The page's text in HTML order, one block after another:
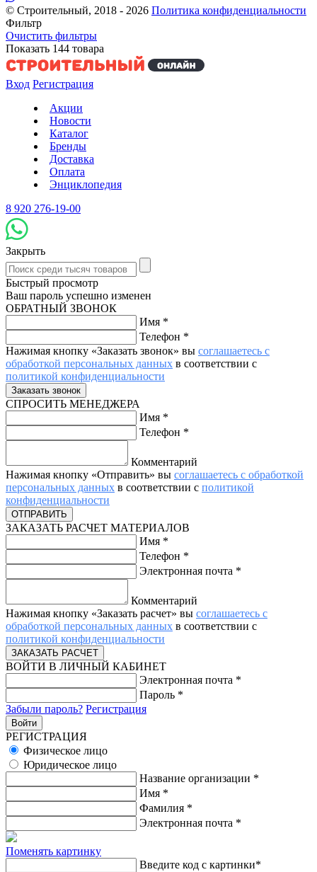
© Строительный, 2018 - 2026 Политика конфиденциальности
Фильтр
Очистить фильтры
Показать 144 товара
Вход Регистрация
Акции
Новости
Каталог
Бренды
Доставка
Оплата
Энциклопедия
8 920 276-19-00
Закрыть
Быстрый просмотр
Ваш пароль успешно изменен
ОБРАТНЫЙ ЗВОНОК
Имя *
Телефон *
Нажимая кнопку «Заказать звонок» вы соглашаетесь с
обработкой персональных данных в соответствии с
политикой конфиденциальности
СПРОСИТЬ МЕНЕДЖЕРА
Имя *
Телефон *
Комментарий
Нажимая кнопку «Отправить» вы соглашаетесь с обработкой
персональных данных в соответствии с политикой
конфиденциальности
ЗАКАЗАТЬ РАСЧЕТ МАТЕРИАЛОВ
Имя *
Телефон *
Электронная почта *
Комментарий
Нажимая кнопку «Заказать расчет» вы соглашаетесь с
обработкой персональных данных в соответствии с
политикой конфиденциальности
ВОЙТИ В ЛИЧНЫЙ КАБИНЕТ
Электронная почта *
Пароль *
Забыли пароль? Регистрация
РЕГИСТРАЦИЯ
Физическое лицо
Юридическое лицо
Название организации *
Имя *
Фамилия *
Электронная почта *
Поменять картинку
Введите код с картинки*